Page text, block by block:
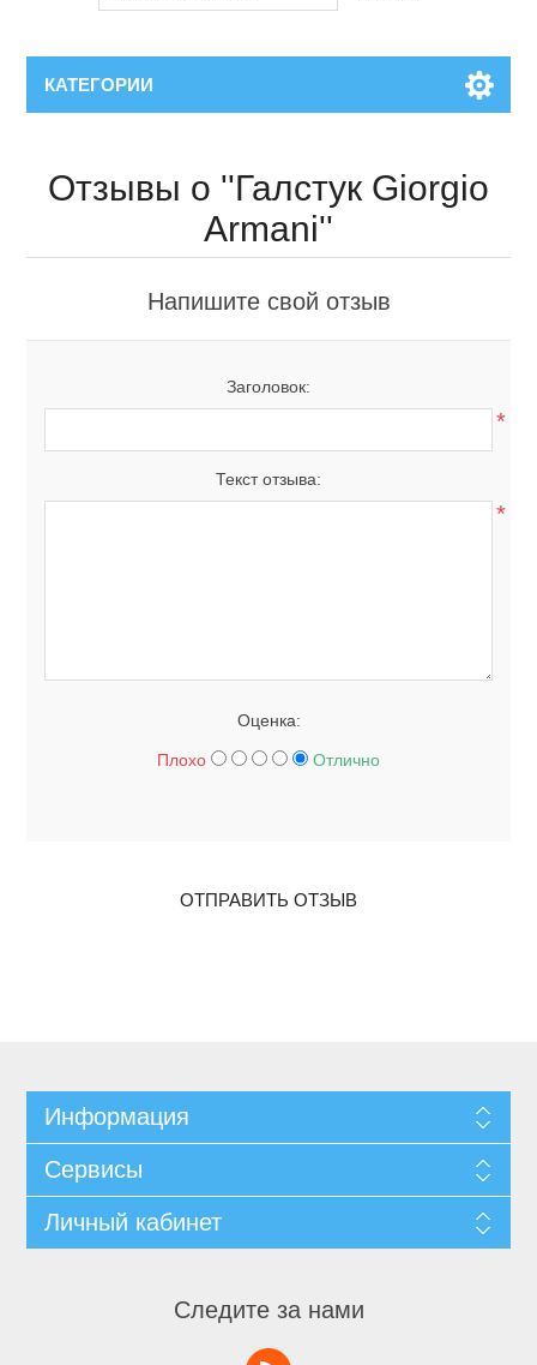
КАТЕГОРИИ
Отзывы о
Галстук Giorgio
Armani
Напишите свой отзыв
Заголовок:
*
Текст отзыва:
*
Оценка:
Плохо Отлично
ОТПРАВИТЬ ОТЗЫВ
Информация
Сервисы
Личный кабинет
Следите за нами